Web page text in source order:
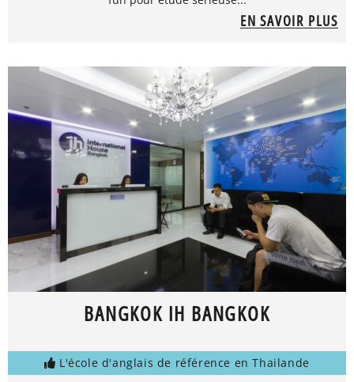
EN SAVOIR PLUS
BANGKOK IH BANGKOK
L'école d'anglais de référence en Thailande